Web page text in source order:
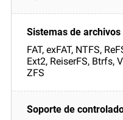
FAT, exFAT, NTFS,
Ext2, ReiserFS, Btrfs,
ZFS